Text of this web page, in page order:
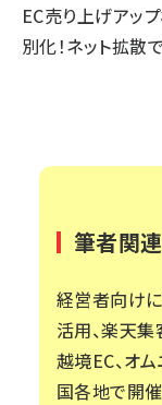
EC売り上げアッ
別化！ネット拡散
筆者関
経営者向け
活用、楽天集
越境EC、オ
国各地で開催